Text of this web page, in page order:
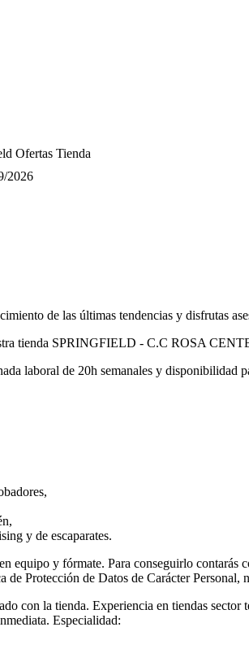
Ofertas Tienda
2026
de las últimas tendencias y disfrutas
tienda SPRINGFIELD - C.C ROSA
laboral de 20h semanales y disponibilidad
y de escaparates.
equipo y fórmate. Para conseguirlo
Protección de Datos de Carácter Personal,
con la tienda. Experiencia en tiendas
Especialidad: